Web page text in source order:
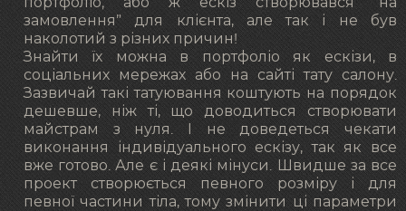
замовлення” для клієнта, але так і не був
наколотий з різних причин!
Знайти їх можна в портфоліо як ескізи, в
соціальних мережах або на сайті тату салону.
Зазвичай такі татуювання коштують на порядок
дешевше, ніж ті, що доводиться створювати
майстрам з нуля. І не доведеться чекати
виконання індивідуального ескізу, так як все
вже готово. Але є і деякі мінуси. Швидше за все
проект створюється певного розміру і для
певної частини тіла, тому змінити ці параметри